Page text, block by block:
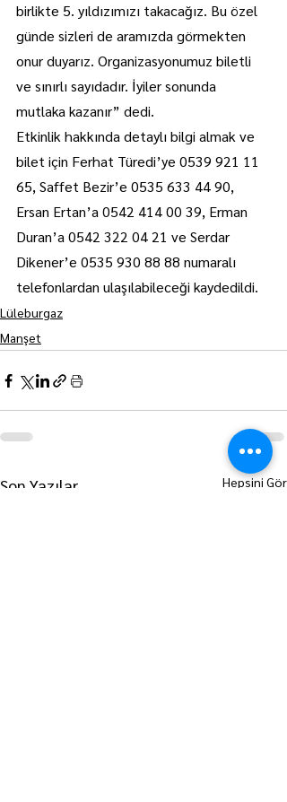
birlikte 5. yıldızımızı takacağız. Bu özel
günde sizleri de aramızda görmekten
onur duyarız. Organizasyonumuz biletli
ve sınırlı sayıdadır. İyiler sonunda
mutlaka kazanır” dedi.
Etkinlik hakkında detaylı bilgi almak ve
bilet için Ferhat Türedi’ye 0539 921 11
65, Saffet Bezir’e 0535 633 44 90,
Ersan Ertan’a 0542 414 00 39, Erman
Duran’a 0542 322 04 21 ve Serdar
Dikener’e 0535 930 88 88 numaralı
telefonlardan ulaşılabileceği kaydedildi.
Lüleburgaz
Manşet
Son Yazılar Hepsini Gör